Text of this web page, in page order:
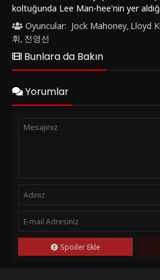
koltuğunda Lee Man-hee'nin yer
동휘 ve 구봉서 gibi başarılı
savaşın acımasızlığını ve insan
izleri merkezine alarak izleyicilere
Ana karakterler arasında yer alan
genç bir asker arasındaki ilişki, film
hikayenin temelini oluşturuyor.
kayıplar ve umutsuzluk filmde
아오지 않는 해병 (1963)" filmi,
önüne sermesinin yanı sıra duygusal
yansıtıyor.İzleyiciler için "돌아오지
savaş ve dram türlerine ilgi
gereken bir yapım olarak öne
etkileyici atmosferi ve derinlikli
unutulmaz bir deneyim sunuyor.Eğer "
(1963)" filmine göz atmak isterseniz,
Oyuncular: Jock Mahoney, Lloyd
휘, 전영선
Bunlara da Bakın
Yorumlar
Spoiler Ekle